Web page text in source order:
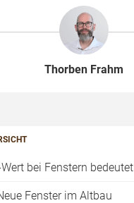
bei Fenstern bedeutet
Fenster im Altbau
Thorben Frahm